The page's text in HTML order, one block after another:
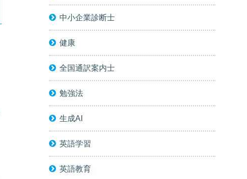
中小企業診断士
健康
全国通訳案内士
勉強法
生成AI
英語学習
英語教育